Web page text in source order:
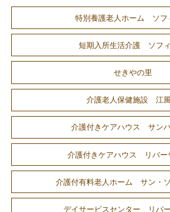
特別養護老人ホーム ソフ
短期入所生活介護 ソフ
せきやの里
介護老人保健施設 江
介護付きケアハウス サン
介護付きケアハウス リバー
介護付有料老人ホーム サン・
デイサービスセンター リバ